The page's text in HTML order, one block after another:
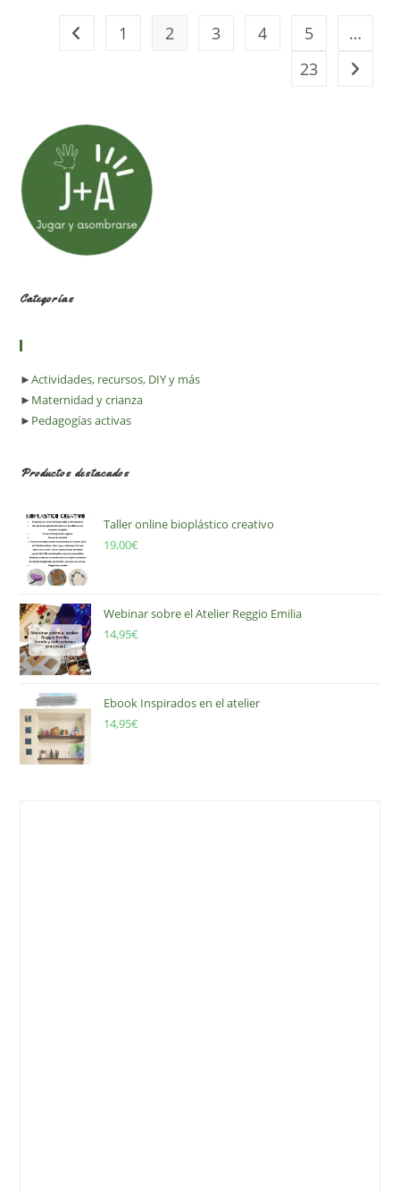
Ir a la página anterior
1 2 3 4 5
…
23
Ir a la
Categorías
►Actividades, recursos, DIY y más
► Maternidad y crianza
► Pedagogías activas
Productos destacados
Taller online bioplástico creativo
19,00€
Webinar sobre el Atelier Reggio Emilia
14,95€
Ebook Inspirados en el atelier
14,95€